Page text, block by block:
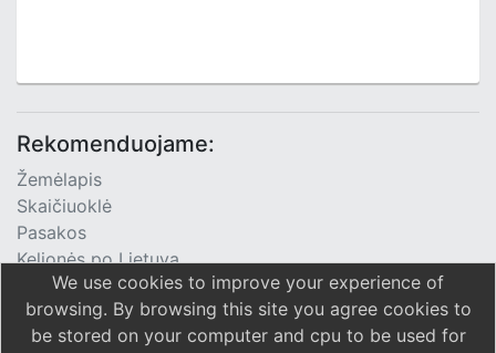
Rekomenduojame:
Žemėlapis
Skaičiuoklė
Pasakos
Kelionės po Lietuvą
TV Programa
We use cookies to improve your experience of
browsing. By browsing this site you agree cookies to
be stored on your computer and cpu to be used for